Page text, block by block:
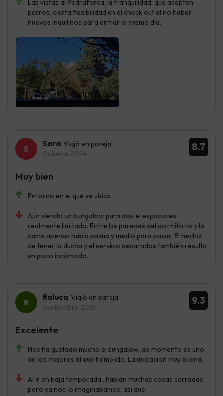
Las vistas al Pedraforca, la tranquilidad, que acepten
perros, cierta flexibilidad en el check out al no haber
nuevos inquilinos para entrar el mismo día.
8.7
Sara Viajó en pareja
Octubre 2024
Entorno en el que se ubica
Aún siendo un bungalow para dos el espacio es
realmente limitado. Entre las paredes del dormitorio y la
cama apenas había palmo y medio para pasar. El hecho
de tener la ducha y el servicio separados también resulta
un poco incómodo.
Muy bien
9.3
Raluca Viajó en pareja
Septiembre 2024
Nos ha gustado mucho el bungalow, de momento es uno
de los mejores al que hemo ido. La ubicacion muy buena.
Al ir en baja temporada.. habian muchas cosas cerradas,
pero ya nos lo imaginabamos, asi que.
Excelente